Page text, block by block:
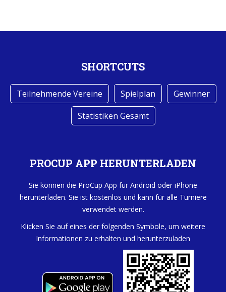
SHORTCUTS
Teilnehmende Vereine Spielplan
Gewinner
Statistiken Gesamt
PROCUP APP HERUNTERLADEN
Sie können die ProCup App für Android oder iPhone
herunterladen. Sie ist kostenlos und kann für alle Turniere
verwendet werden.
Klicken Sie auf eines der folgenden Symbole, um weitere
Informationen zu erhalten und herunterzuladen